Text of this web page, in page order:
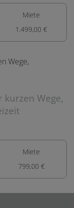
Miete
1.499,00 €
kurzen Wege,
Miete
799,00 €